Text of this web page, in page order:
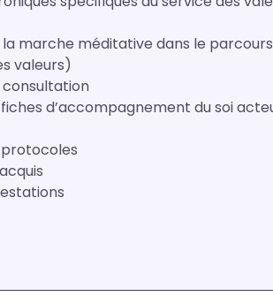
marche méditative dans le
valeurs)
consultation
d’accompagnement du soi